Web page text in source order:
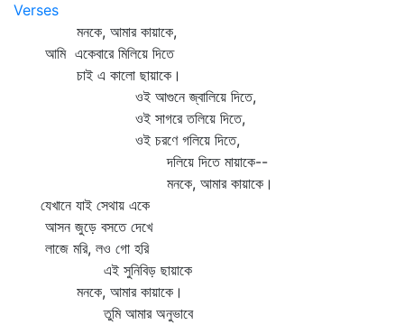
Verses
মনকে, আমার কায়াকে,
আমি একেবারে মিলিয়ে দিতে
চাই এ কালো ছায়াকে।
ওই আগুনে জ্বালিয়ে দিতে,
ওই সাগরে তলিয়ে দিতে,
ওই চরণে গলিয়ে দিতে,
দলিয়ে দিতে মায়াকে--
মনকে, আমার কায়াকে।
যেখানে যাই সেথায় একে
আসন জুড়ে বসতে দেখে
লাজে মরি, লও গো হরি
এই সুনিবিড় ছায়াকে
মনকে, আমার কায়াকে।
তুমি আমার অনুভাবে